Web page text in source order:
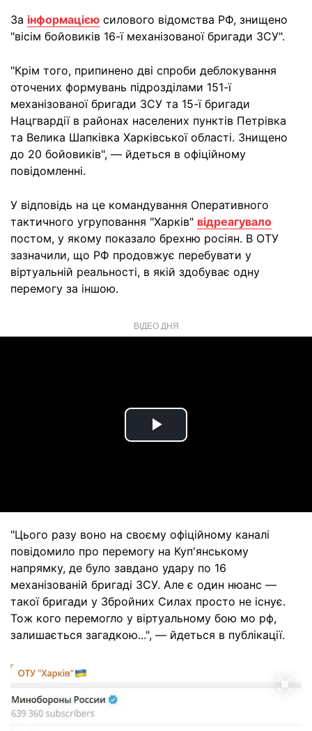
За інформацією силового відомства РФ, знищено
"вісім бойовиків 16-ї механізованої бригади ЗСУ".
"Крім того, припинено дві спроби деблокування
оточених формувань підрозділами 151-ї
механізованої бригади ЗСУ та 15-ї бригади
Нацгвардії в районах населених пунктів Петрівка
та Велика Шапківка Харківської області. Знищено
до 20 бойовиків", — йдеться в офіційному
повідомленні.
У відповідь на це командування Оперативного
тактичного угруповання "Харків" відреагувало
постом, у якому показало брехню росіян. В ОТУ
зазначили, що РФ продовжує перебувати у
віртуальній реальності, в якій здобуває одну
перемогу за іншою.
ВІДЕО ДНЯ
Play
"Цього разу воно на своєму офіційному каналі
повідомило про перемогу на Куп'янському
напрямку, де було завдано удару по 16
механізованій бригаді ЗСУ. Але є один нюанс —
такої бригади у Збройних Силах просто не існує.
Тож кого перемогло у віртуальному бою мо рф,
залишається загадкою...", — йдеться в публікації.